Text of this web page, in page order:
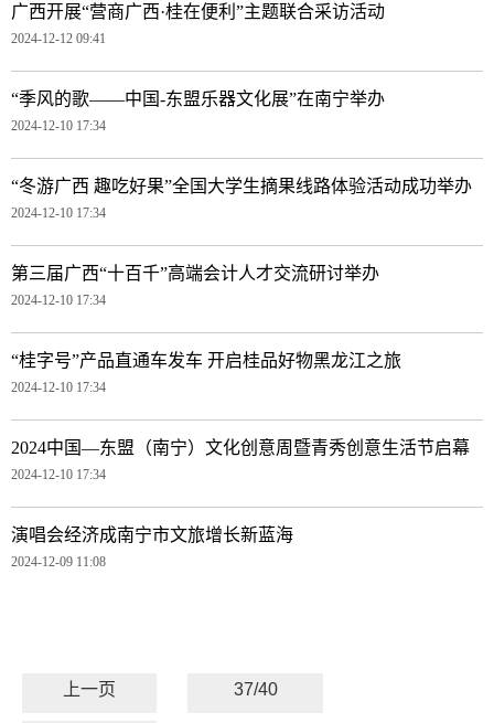
广西开展“营商广西·桂在便利”主题联合采访活动
2024-12-12 09:41
“季风的歌——中国-东盟乐器文化展”在南宁举办
2024-12-10 17:34
“冬游广西 趣吃好果”全国大学生摘果线路体验活动成功举办
2024-12-10 17:34
第三届广西“十百千”高端会计人才交流研讨举办
2024-12-10 17:34
“桂字号”产品直通车发车 开启桂品好物黑龙江之旅
2024-12-10 17:34
2024中国—东盟（南宁）文化创意周暨青秀创意生活节启幕
2024-12-10 17:34
演唱会经济成南宁市文旅增长新蓝海
2024-12-09 11:08
上一页 37/40